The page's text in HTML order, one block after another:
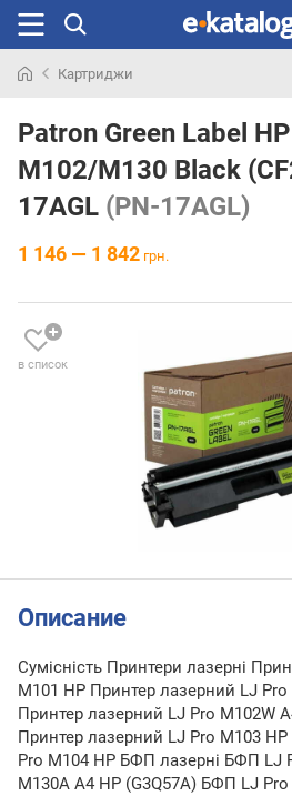
раньше
Картриджи
Patron Green Label
M102/M130 Black
17AGL (PN-17AGL)
1 146 — 1 842 грн.
в список
Описание
Сумісність Принтери лазерні
M101 HP Принтер лазерний LJ Pro
Принтер лазерний LJ Pro M102W
Принтер лазерний LJ Pro M103
Pro M104 HP БФП лазерні БФП LJ
M130A А4 HP (G3Q57A) БФП LJ